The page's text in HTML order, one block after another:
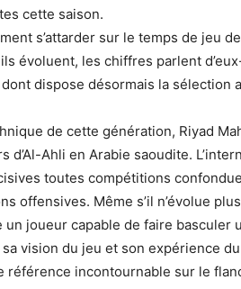
cette saison.
s’attarder sur le temps de jeu
évoluent, les chiffres parlent
dispose désormais la sélection
de cette génération, Riyad
d’Al-Ahli en Arabie saoudite.
toutes compétitions
offensives. Même s’il n’évolue
un joueur capable de faire basculer
vision du jeu et son expérience
référence incontournable sur le